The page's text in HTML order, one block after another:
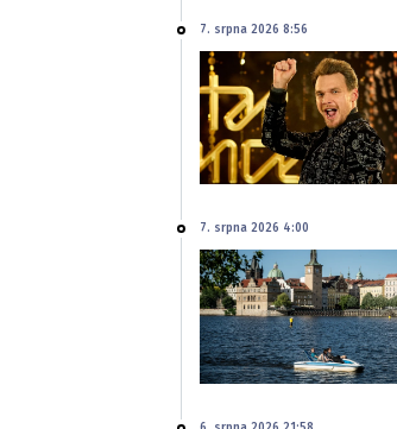
7. srpna 2026 8:56
7. srpna 2026 4:00